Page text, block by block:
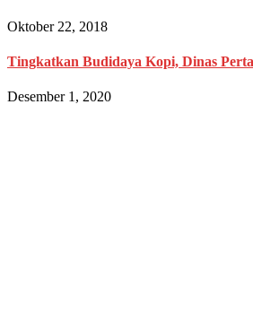
Oktober 22, 2018
Tingkatkan Budidaya Kopi, Dinas
Desember 1, 2020